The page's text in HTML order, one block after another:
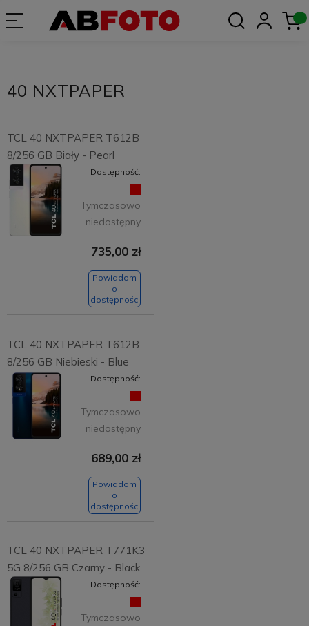
40 NXTPAPER
TCL 40 NXTPAPER T612B
8/256 GB Biały - Pearl
Dostępność:
Tymczasowo
niedostępny
735,00 zł
Powiadom
o
dostępności
TCL 40 NXTPAPER T612B
8/256 GB Niebieski - Blue
Dostępność:
Tymczasowo
niedostępny
689,00 zł
Powiadom
o
dostępności
TCL 40 NXTPAPER T771K3
5G 8/256 GB Czarny - Black
Dostępność:
Tymczasowo